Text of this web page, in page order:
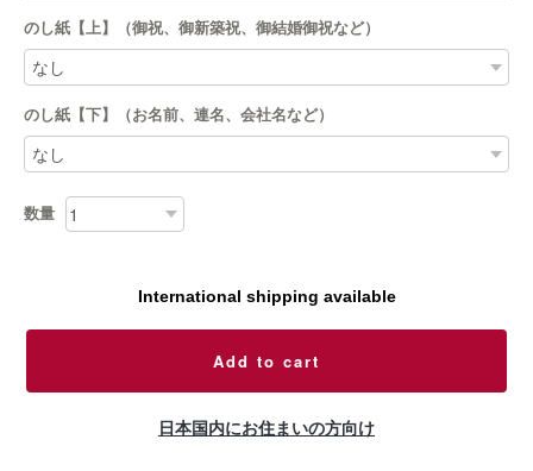
のし紙【上】（御祝、御新築祝、御結婚御祝など）
のし紙【下】（お名前、連名、会社名など）
数量
International shipping available
Add to cart
日本国内にお住まいの方向け